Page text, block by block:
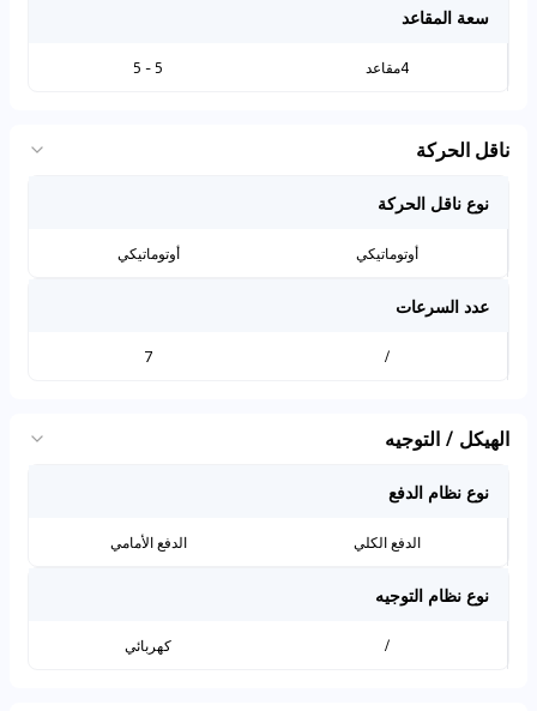
سعة المقاعد
4مقاعد 5 - 5
ناقل الحركة
نوع ناقل الحركة
أوتوماتيكي أوتوماتيكي
عدد السرعات
/
7
الهيكل / التوجيه
نوع نظام الدفع
الدفع الكلي الدفع الأمامي
نوع نظام التوجيه
/ كهربائي